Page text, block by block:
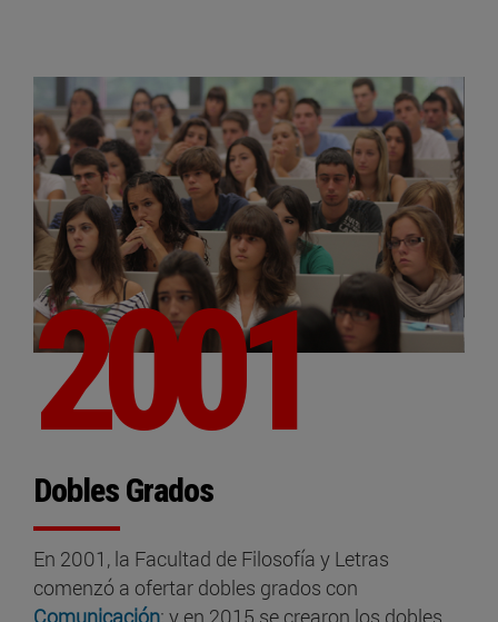
2001
Dobles Grados
En 2001, la Facultad de Filosofía y Letras
comenzó a ofertar dobles grados con
Comunicación; y en 2015 se crearon los dobles